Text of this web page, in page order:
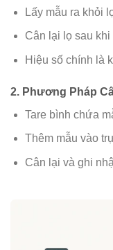
Lấy mẫu ra khỏi
Cân lại lọ sau khi
Hiệu số chính là
2. Phương Pháp
Tare bình chứa
Thêm mẫu vào
Cân lại và ghi